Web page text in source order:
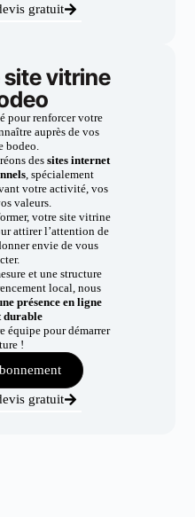
gratuit
site vitrine
pour renforcer votre
auprès de vos
bodeo.
dessites internet
, spécialement
votre activité, vos
valeurs.
votre site vitrine
attirer l’attention de
envie de vous
et une structure
local, nous
présence en ligne
durable
équipe pour démarrer
!
gratuit